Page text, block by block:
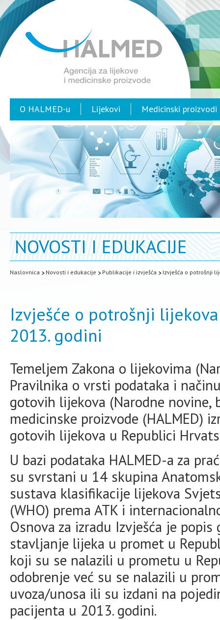
O HALMED-u Lijekovi Medicinski proizvodi
NOVOSTI I EDUKACIJE
Naslovnica Novosti i edukacije Publikacije i izvješća Izvješća o potrošnji
Izvješće o potrošnji
2013. godini
Temeljem Zakona o lijekovima
Pravilnika o vrsti podataka i
gotovih lijekova (Narodne novine,
medicinske proizvode (HALMED)
gotovih lijekova u Republici
U bazi podataka HALMED-a za
su svrstani u 14 skupina
sustava klasifikacije lijekova
(WHO) prema ATK i
Osnova za izradu Izvješća je
stavljanje lijeka u promet u
koji su se nalazili u prometu u
odobrenje već su se nalazili u
uvoza/unosa ili su izdani na
pacijenta u 2013. godini.